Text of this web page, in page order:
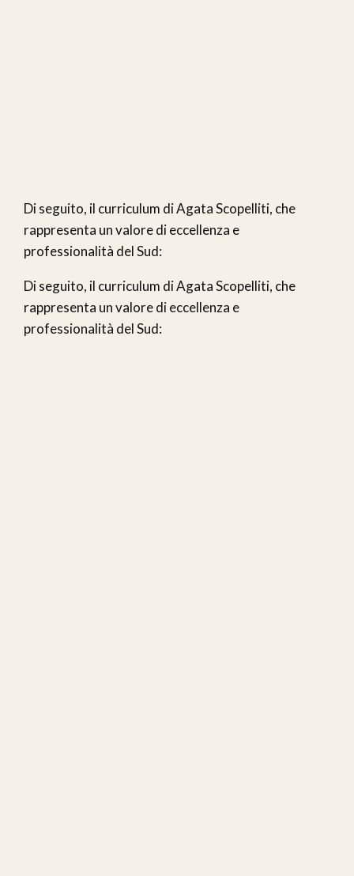
Di seguito, il curriculum di Agata Scopelliti, che
rappresenta un valore di eccellenza e
professionalità del Sud:
Di seguito, il curriculum di Agata Scopelliti, che
rappresenta un valore di eccellenza e
professionalità del Sud: